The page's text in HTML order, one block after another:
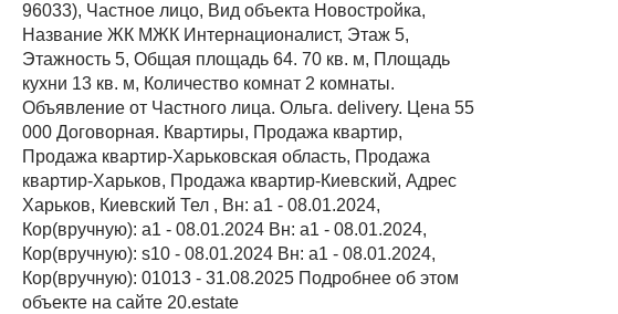
96033), Частное лицо, Вид объекта Новостройка,
Название ЖК МЖК Интернационалист, Этаж 5,
Этажность 5, Общая площадь 64. 70 кв. м, Площадь
кухни 13 кв. м, Количество комнат 2 комнаты.
Объявление от Частного лица. Ольга. delivery. Цена 55
000 Договорная. Квартиры, Продажа квартир,
Продажа квартир-Харьковская область, Продажа
квартир-Харьков, Продажа квартир-Киевский, Адрес
Харьков, Киевский Тел , Вн: a1 - 08.01.2024,
Кор(вручную): a1 - 08.01.2024 Вн: a1 - 08.01.2024,
Кор(вручную): s10 - 08.01.2024 Вн: a1 - 08.01.2024,
Кор(вручную): 01013 - 31.08.2025 Подробнее об этом
объекте на сайте 20.estate